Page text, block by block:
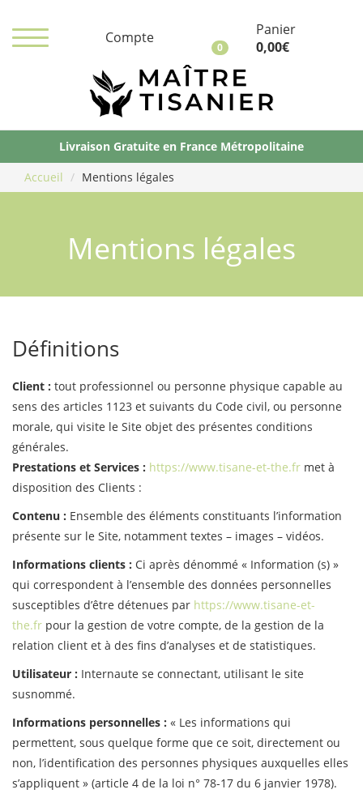
Compte
Panier
0,00€
0
Livraison Gratuite en France Métropolitaine
Accueil
Mentions légales
Mentions légales
Définitions
Client : tout professionnel ou personne physique capable au
sens des articles 1123 et suivants du Code civil, ou personne
morale, qui visite le Site objet des présentes conditions
générales.
Prestations et Services : https://www.tisane-et-the.fr met à
disposition des Clients :
Contenu : Ensemble des éléments constituants l’information
présente sur le Site, notamment textes – images – vidéos.
Informations clients : Ci après dénommé « Information (s) »
qui correspondent à l’ensemble des données personnelles
susceptibles d’être détenues par https://www.tisane-et-
the.fr pour la gestion de votre compte, de la gestion de la
relation client et à des fins d’analyses et de statistiques.
Utilisateur : Internaute se connectant, utilisant le site
susnommé.
Informations personnelles : « Les informations qui
permettent, sous quelque forme que ce soit, directement ou
non, l’identification des personnes physiques auxquelles elles
s’appliquent » (article 4 de la loi n° 78-17 du 6 janvier 1978).